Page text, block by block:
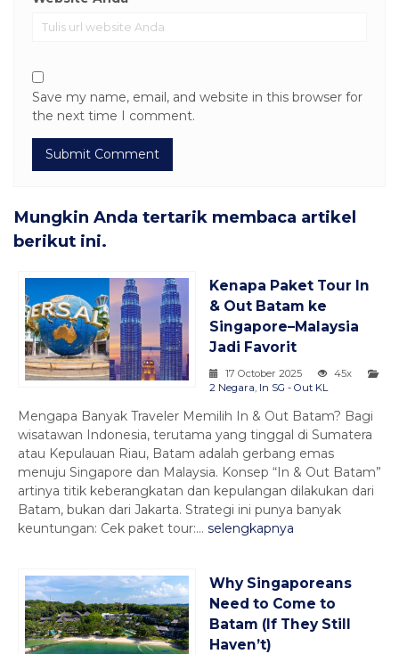
Save my name, email, and website in this browser for
the next time I comment.
Mungkin Anda tertarik membaca artikel
berikut ini.
Kenapa Paket Tour In
& Out Batam ke
Singapore–Malaysia
Jadi Favorit
17 October 2025
45x
2 Negara In SG - Out KL
Mengapa Banyak Traveler Memilih In & Out Batam? Bagi
wisatawan Indonesia, terutama yang tinggal di Sumatera
atau Kepulauan Riau, Batam adalah gerbang emas
menuju Singapore dan Malaysia. Konsep “In & Out Batam”
artinya titik keberangkatan dan kepulangan dilakukan dari
Batam, bukan dari Jakarta. Strategi ini punya banyak
keuntungan: Cek paket tour:... selengkapnya
Why Singaporeans
Need to Come to
Batam (If They Still
Haven’t)